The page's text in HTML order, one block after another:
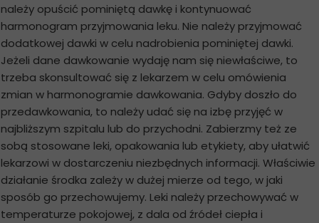
należy opuścić pominiętą dawkę i kontynuować
harmonogram przyjmowania leku. Nie należy przyjmować
dodatkowej dawki w celu nadrobienia pominiętej dawki.
Jeżeli dane dawkowanie wydaję nam się niewłaściwe, to
trzeba skonsultować się z lekarzem w celu omówienia
zmian w harmonogramie dawkowania. Gdyby doszło do
przedawkowania, to należy udać się na izbę przyjęć w
najbliższym szpitalu lub do przychodni. Zabierzmy też ze
sobą stosowane leki, opakowania lub etykiety, aby ułatwić
lekarzowi w dostarczeniu niezbędnych informacji. Właściwie
działanie środka zależy w dużej mierze od tego, w jaki
sposób go przechowujemy. Leki należy przechowywać w
temperaturze pokojowej, z dala od źródeł ciepła i